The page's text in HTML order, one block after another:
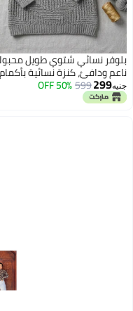
6
بلوفر نسائي شتوي طويل محبوك
ناعم ودافئ، كنزة نسائية بأكمام
طويلة وتصميم أنيق ومريح، سويتر
شتوي كاجوال للارتداء اليومي،
جنيه299
599
50% OFF